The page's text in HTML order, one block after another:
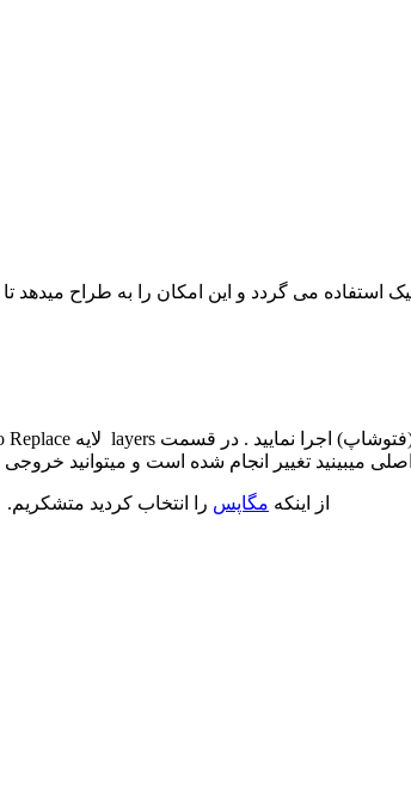
می گردد و این امکان را به طراح میدهد
از اینکه مگاپس را انتخاب کردید متشکریم.